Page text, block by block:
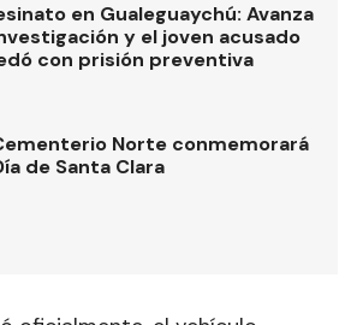
en Gualeguaychú: Avanza
y el joven acusado
con prisión preventiva
Norte conmemorará
de Santa Clara